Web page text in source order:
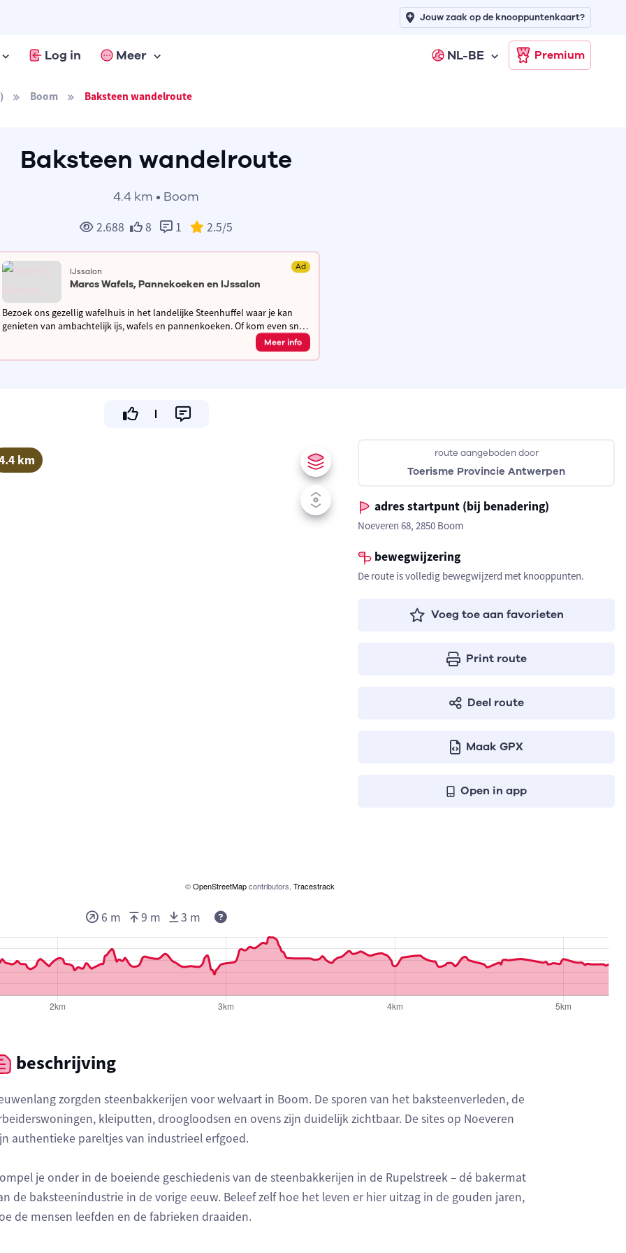
Log in Meer NL-BE Premium
Jouw zaak op de knooppuntenkaart?
Boom Baksteen wandelroute
Baksteen wandelroute
4.4 km • Boom
2.688 8 1 2.5/5
IJssalon Ad
Marcs Wafels, Pannekoeken en IJssalon
Bezoek ons gezellig wafelhuis in het landelijke Steenhuffel waar je kan
genieten van ambachtelijk ijs, wafels en pannenkoeken. Of kom even snel
Meer info
km
©OpenStreetMapcontributors, Tracestrack
route aangeboden door
Toerisme Provincie Antwerpen
adres startpunt (bij benadering)
Noeveren 68, 2850 Boom
bewegwijzering
De route is volledig bewegwijzerd met knooppunten.
Voeg toe aan favorieten
Print route
Deel route
Maak GPX
Open in app
6 m 9 m 3 m
beschrijving
zorgden steenbakkerijen voor welvaart in Boom. De sporen van het baksteenverleden, de
kleiputten, droogloodsen en ovens zijn duidelijk zichtbaar. De sites op Noeveren
authentieke pareltjes van industrieel erfgoed.
je onder in de boeiende geschiedenis van de steenbakkerijen in de Rupelstreek – dé bakermat
de baksteenindustrie in de vorige eeuw. Beleef zelf hoe het leven er hier uitzag in de gouden jaren,
de mensen leefden en de fabrieken draaiden.